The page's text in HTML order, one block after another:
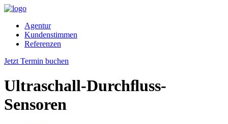
Agentur
Kundenstimmen
Referenzen
Jetzt Termin buchen
Ultraschall-Durchﬂuss-
Sensoren